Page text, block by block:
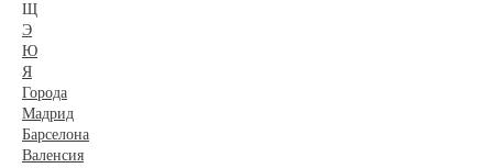
Щ
Э
Ю
Я
Города
Мадрид
Барселона
Валенсия